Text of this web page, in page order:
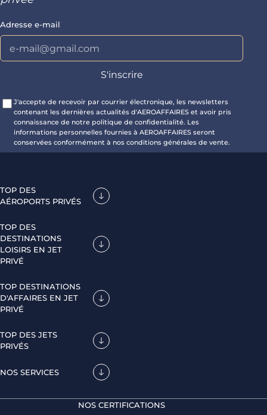
Adresse e-mail
J'accepte de recevoir par courrier électronique, les newsletters
contenant les dernières actualités d'AEROAFFAIRES et avoir pris
connaissance de notre politique de confidentialité. Les
informations personnelles fournies à AEROAFFAIRES seront
conservées conformément à nos conditions générales de vente.
TOP DES
AÉROPORTS PRIVÉS
TOP DES
DESTINATIONS
LOISIRS EN JET
PRIVÉ
TOP DESTINATIONS
D'AFFAIRES EN JET
PRIVÉ
TOP DES JETS
PRIVÉS
NOS SERVICES
NOS CERTIFICATIONS